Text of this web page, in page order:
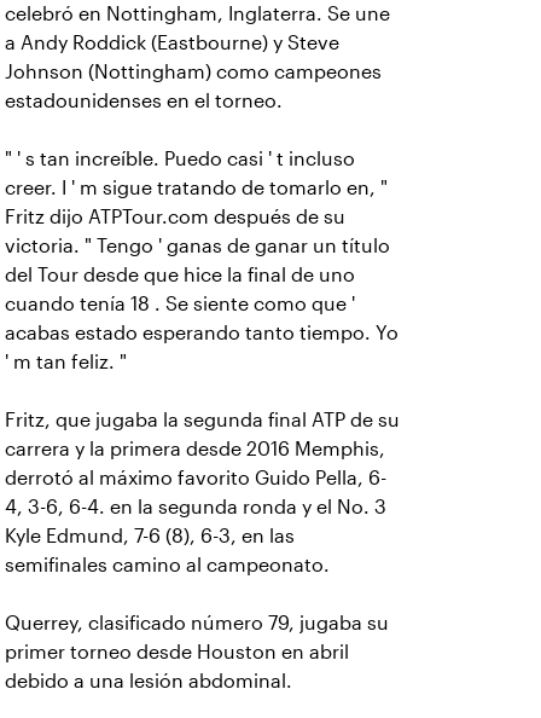
celebró en Nottingham, Inglaterra. Se une
a Andy Roddick (Eastbourne) y Steve
Johnson (Nottingham) como campeones
estadounidenses en el torneo.
" ' s tan increíble. Puedo casi ' t incluso
creer. I ' m sigue tratando de tomarlo en, "
Fritz dijo ATPTour.com después de su
victoria. " Tengo ' ganas de ganar un título
del Tour desde que hice la final de uno
cuando tenía 18 . Se siente como que '
acabas estado esperando tanto tiempo. Yo
' m tan feliz. "
Fritz, que jugaba la segunda final ATP de su
carrera y la primera desde 2016 Memphis,
derrotó al máximo favorito Guido Pella, 6-
4, 3-6, 6-4. en la segunda ronda y el No. 3
Kyle Edmund, 7-6 (8), 6-3, en las
semifinales camino al campeonato.
Querrey, clasificado número 79, jugaba su
primer torneo desde Houston en abril
debido a una lesión abdominal.